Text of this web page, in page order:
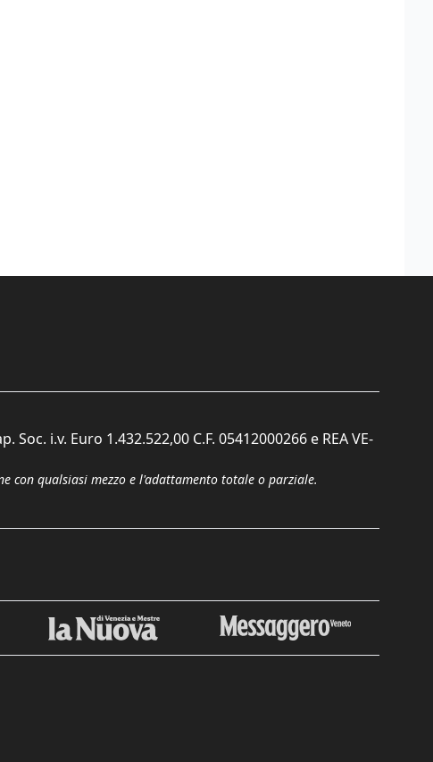
i.v. Euro 1.432.522,00 C.F. 05412000266 e REA VE-
qualsiasi mezzo e l'adattamento totale o parziale.